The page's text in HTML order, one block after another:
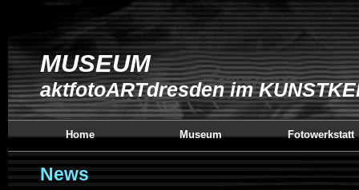
MUSEUM
aktfotoARTdresden im
Home Museum Fotowerkstatt
News